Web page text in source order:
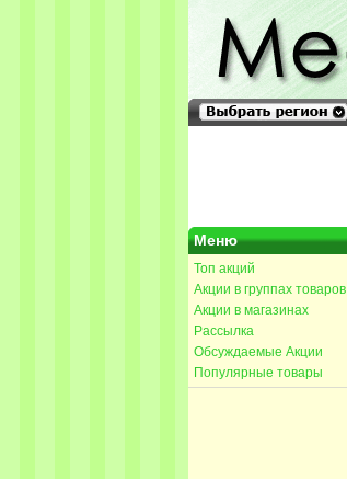
Меню
Топ акций
Акции в группах товаров
Акции в магазинах
Рассылка
Обсуждаемые Акции
Популярные товары